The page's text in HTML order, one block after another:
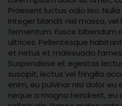
Praesent luctus odio leo.
Integer blandit nisl massa, vel
fermentum. Fusce bibendum
ultrices. Pellentesque
et netus et malesuada
Suspendisse et egestas
suscipit, lectus vel fringilla
enim, eu pulvinar nisi dolor eu
neque a magna hendrerit, eu